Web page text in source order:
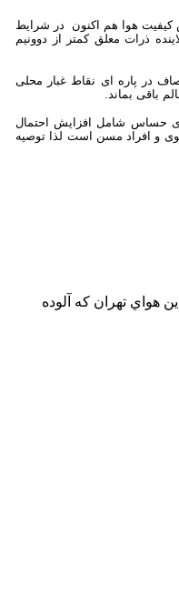
کیفیت هوا هم اکنون در شرایط
ذرات معلق کمتر از دوونیم
در پاره ای نقاط غبار محلی
باقی بماند.
حساس شامل افزایش احتمال
و افراد مسن است لذا توصیه
تهران كه آلوده